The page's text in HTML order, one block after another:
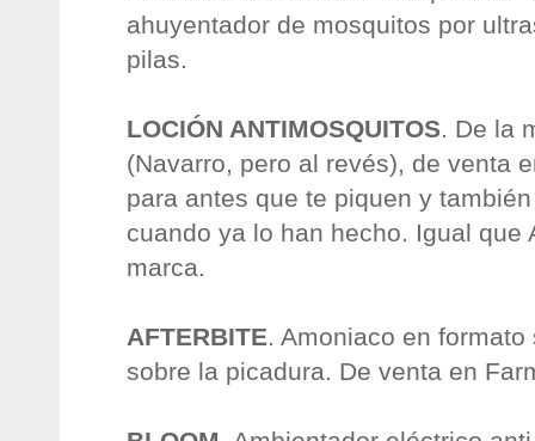
ahuyentador de mosquitos por
pilas.
LOCIÓN ANTIMOSQUITOS. De la
(Navarro, pero al revés), de venta
para antes que te piquen y
cuando ya lo han hecho. Igual que
marca.
AFTERBITE. Amoniaco en
sobre la picadura. De venta en